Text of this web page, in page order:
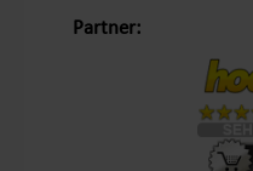
Kundenzufriedenheit und
Mit einem zentralen
sondern auch den Service,
einen Händler, der über
Partner: